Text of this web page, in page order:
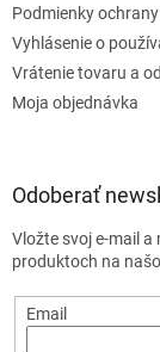
Podmienky
Vyhlásenie o
Vrátenie tovaru a
Moja objednávka
Odoberať
Vložte svoj e-mail
produktoch na
Email